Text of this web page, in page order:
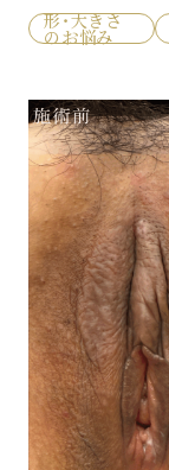
形・大きさ
のお悩み